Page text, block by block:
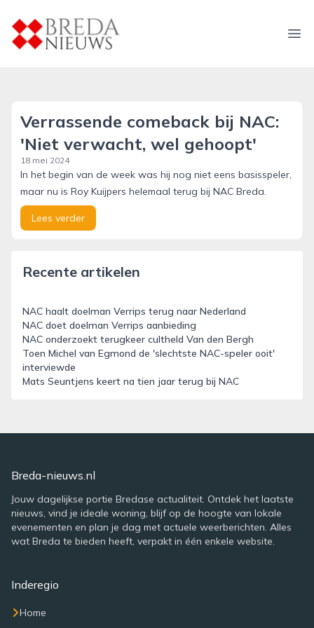
breda-nieuws.nl
Verrassende comeback bij NAC:
'Niet verwacht, wel gehoopt'
18 mei 2024
In het begin van de week was hij nog niet eens basisspeler,
maar nu is Roy Kuijpers helemaal terug bij NAC Breda.
Lees verder
Recente artikelen
NAC haalt doelman Verrips terug naar Nederland
NAC doet doelman Verrips aanbieding
NAC onderzoekt terugkeer cultheld Van den Bergh
Toen Michel van Egmond de 'slechtste NAC-speler ooit'
interviewde
Mats Seuntjens keert na tien jaar terug bij NAC
Breda-nieuws.nl
Jouw dagelijkse portie Bredase actualiteit. Ontdek het laatste
nieuws, vind je ideale woning, blijf op de hoogte van lokale
evenementen en plan je dag met actuele weerberichten. Alles
wat Breda te bieden heeft, verpakt in één enkele website.
Inderegio
Home